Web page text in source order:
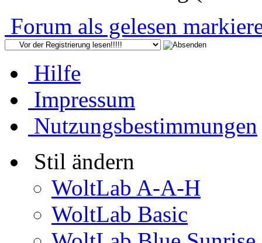
Forum als gelesen
Hilfe
Impressum
Nutzungsbestimmungen
Stil ändern
WoltLab A-A-H
WoltLab Basic